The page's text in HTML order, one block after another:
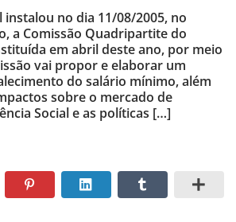
no dia 11/08/2005, no
a Comissão Quadripartite do
em abril deste ano, por meio
vai propor e elaborar um
do salário mínimo, além
sobre o mercado de
Social e as políticas […]